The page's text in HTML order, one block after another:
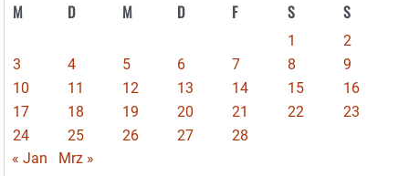
M D M D F S S
1
2
3
4 5 6 7 8
9
10
11 12 13 14 15
16
17
18 19 20 21 22
23
24
25 26 27
28
« Jan
Mrz »